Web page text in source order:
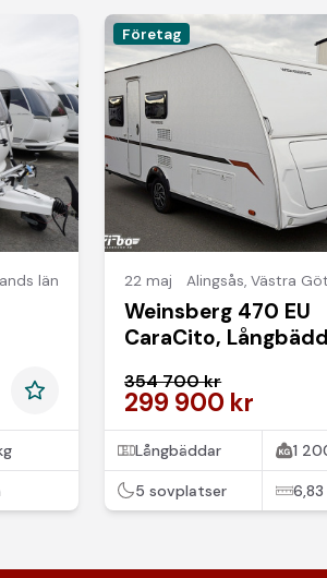
län
Företag
22 maj Alingsås, Västra
Weinsberg 470 EU
CaraCito,
354 700 kr
299 900 kr
Långbäddar 1
5 sovplatser